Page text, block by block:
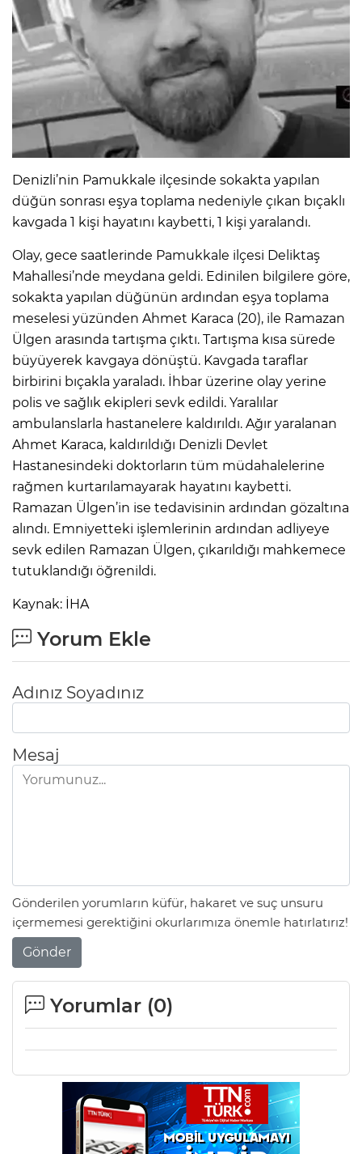
Denizli’nin Pamukkale ilçesinde sokakta yapılan
düğün sonrası eşya toplama nedeniyle çıkan bıçaklı
kavgada 1 kişi hayatını kaybetti, 1 kişi yaralandı.
Olay, gece saatlerinde Pamukkale ilçesi Deliktaş
Mahallesi’nde meydana geldi. Edinilen bilgilere göre,
sokakta yapılan düğünün ardından eşya toplama
meselesi yüzünden Ahmet Karaca (20), ile Ramazan
Ülgen arasında tartışma çıktı. Tartışma kısa sürede
büyüyerek kavgaya dönüştü. Kavgada taraflar
birbirini bıçakla yaraladı. İhbar üzerine olay yerine
polis ve sağlık ekipleri sevk edildi. Yaralılar
ambulanslarla hastanelere kaldırıldı. Ağır yaralanan
Ahmet Karaca, kaldırıldığı Denizli Devlet
Hastanesindeki doktorların tüm müdahalelerine
rağmen kurtarılamayarak hayatını kaybetti.
Ramazan Ülgen’in ise tedavisinin ardından gözaltına
alındı. Emniyetteki işlemlerinin ardından adliyeye
sevk edilen Ramazan Ülgen, çıkarıldığı mahkemece
tutuklandığı öğrenildi.
Kaynak: İHA
Yorum Ekle
Adınız Soyadınız
Mesaj
Gönderilen yorumların küfür, hakaret ve suç unsuru
içermemesi gerektiğini okurlarımıza önemle hatırlatırız!
Gönder
Yorumlar (0)